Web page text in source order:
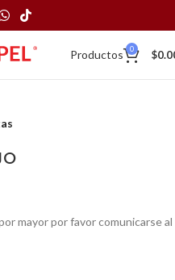
Productos 0 $
mayor por favor comunicarse al